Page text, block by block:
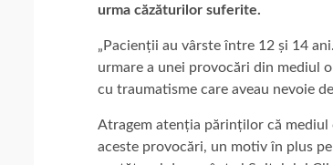
urma căzăturilor suferite.
„Pacienții au vârste între 12 și 14
urmare a unei provocări din mediul
cu traumatisme care aveau nevoie
Atragem atenția părinților că mediul
aceste provocări, un motiv în plus